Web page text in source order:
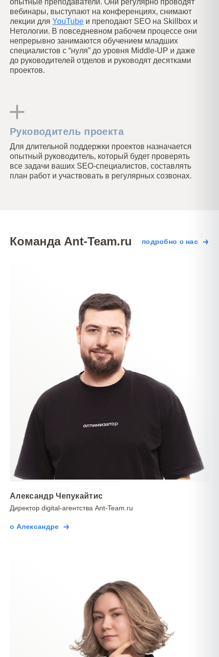
опытные преподаватели. Они регулярно проводят
вебинары, выступают на конференциях, снимают
лекции для YouTube и преподают SEO на Skillbox и
Нетологии. В повседневном рабочем процессе они
непрерывно занимаются обучением младших
специалистов с “нуля” до уровня Middle-UP и даже
до руководителей отделов и руководят десятками
проектов.
Руководитель проекта
Для длительной поддержки проектов назначается
опытный руководитель, который будет проверять
все задачи ваших SEO-специалистов, составлять
план работ и участвовать в регулярных созвонах.
Команда Ant-Team.ru подробно о нас
Александр Чепукайтис
Директор digital-агентства Ant-Team.ru
о Александре